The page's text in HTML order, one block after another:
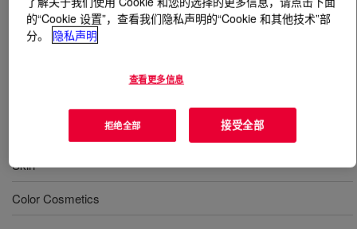
什么是DOWSIL™ 9566 Silicone Elastomer Blend?
Dimethicone Crosspolymer (and) Dimethicone
Skin
Color Cosmetics
的“Cookie 设置”，查看我们隐私声明的“Cookie 和其他技术”部
分。
隐私声明
查看更多信息
拒绝全部 接受全部